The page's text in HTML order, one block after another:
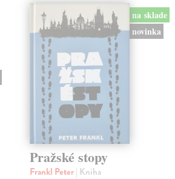
na sklade
novinka
Pražské stopy
Frankl Peter| Kniha